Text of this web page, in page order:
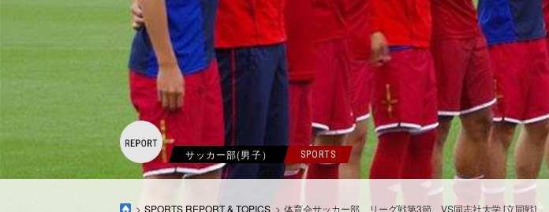
サッカー部(男子） SPORTS
SPORTS REPORT & TOPICS 体育会サッカー部 リーグ戦第3節 VS同志社大学 [立同戦]